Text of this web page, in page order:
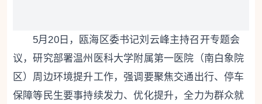
5月20日，瓯海区委书记刘云峰主持召开专题会
议，研究部署温州医科大学附属第一医院（南白象院
区）周边环境提升工作，强调要聚焦交通出行、停车
保障等民生要事持续发力、优化提升，全力为群众就